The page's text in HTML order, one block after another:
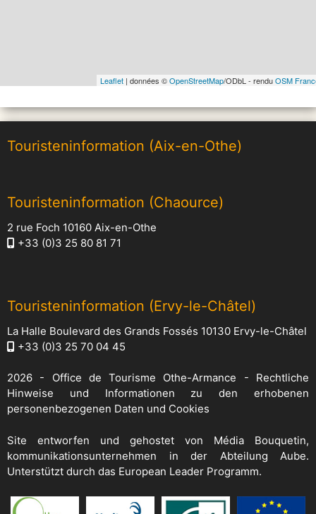
Leaflet | données ©OpenStreetMap/ODbL - renduOSM
Touristeninformation (Aix-en-Othe)
Touristeninformation (Chaource)
2 rue Foch 10160 Aix-en-Othe
+33 (0)3 25 80 81 71
Touristeninformation (Ervy-le-Châtel)
La Halle Boulevard des Grands Fossés 10130 Ervy-le-Châtel
+33 (0)3 25 70 04 45
2026 - Office de Tourisme Othe-Armance - Rechtliche
Hinweise und Informationen zu den erhobenen
personenbezogenen Daten und Cookies
Site entworfen und gehostet von Média Bouquetin,
kommunikationsunternehmen in der Abteilung Aube.
Unterstützt durch das European Leader Programm.